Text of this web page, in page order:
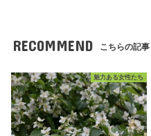
RECOMMEND こちらの記事
魅力ある女性たち